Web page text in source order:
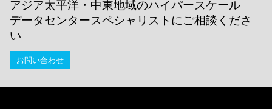
アジア太平洋・中東地域のハイパースケール
データセンタースペシャリストにご相談くださ
い
お問い合わせ